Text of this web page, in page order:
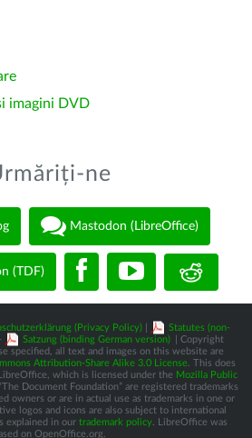
imagini DVD
ne
Mastodon (LibreOffice)
(TDF)
(Privacy Policy)
Statutes (non-
- Satzung (binding German version)
| Copyright
specified, all text and images on this website are
Attribution-Share Alike 3.0 License. This does
which is licensed under the Mozilla Public
Document Foundation” are registered trademarks
owners or are in actual use as trademarks in one or
logos and icons are also subject to international
explained in our trademark policy. LibreOffice was
on OpenOffice.org.